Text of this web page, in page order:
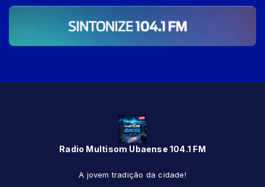
Radio Multisom Ubaense 104.1 FM
A jovem tradição da cidade!